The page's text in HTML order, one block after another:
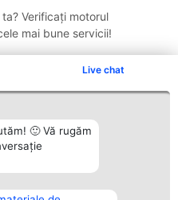
Live chat
🙂 Vă rugăm
Verificați motorul
mai bune servicii!